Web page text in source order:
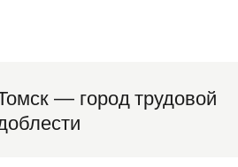
— город трудовой